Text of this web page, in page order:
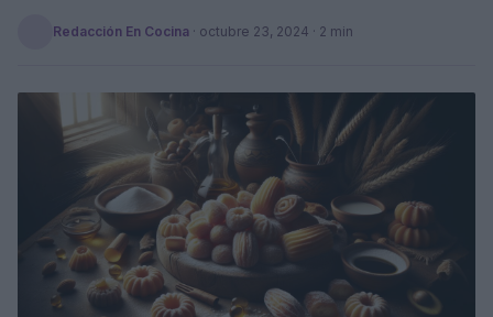
Redacción En Cocina · octubre 23, 2024 · 2 min